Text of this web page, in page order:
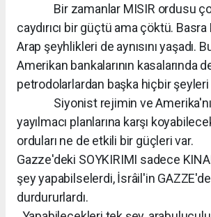
Bir zamanlar MISIR ordusu çok
caydırıcı bir güçtü ama çöktü.
Arap şeyhlikleri de aynısını yaşadı.
Amerikan bankalarının kasalarında
petrodolarlardan başka hiçbir şeyleri
Siyonist rejimin ve
yayılmacı planlarına karşı
orduları ne de etkili bir güçleri var.
Gazze'deki SOYKIRIMI sadece
şey yapabilselerdi, İsrâil'in
durdururlardı.